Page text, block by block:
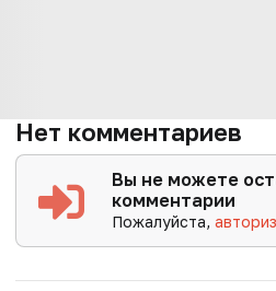
Нет комментариев
Вы не можете
комментарии
Пожалуйста,